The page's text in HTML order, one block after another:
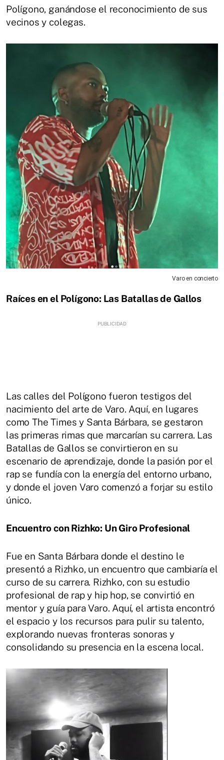
Polígono, ganándose el reconocimiento de sus
vecinos y colegas.
Varo en concierto
Raíces en el Polígono: Las Batallas de Gallos
Las calles del Polígono fueron testigos del
nacimiento del arte de Varo. Aquí, en lugares
como The Times y Santa Bárbara, se gestaron
las primeras rimas que marcarían su carrera. Las
Batallas de Gallos se convirtieron en su
escenario de aprendizaje, donde la pasión por el
rap se fundía con la energía del entorno urbano,
y donde el joven Varo comenzó a forjar su estilo
único.
Encuentro con Rizhko: Un Giro Profesional
Fue en Santa Bárbara donde el destino le
presentó a Rizhko, un encuentro que cambiaría el
curso de su carrera. Rizhko, con su estudio
profesional de rap y hip hop, se convirtió en
mentor y guía para Varo. Aquí, el artista encontró
el espacio y los recursos para pulir su talento,
explorando nuevas fronteras sonoras y
consolidando su presencia en la escena local.